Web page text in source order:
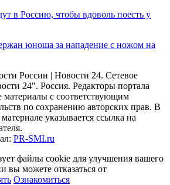
в Россию, чтобы вдоволь поесть у
юноша за нападение с ножом на
России | Новости 24. Сетевое
24". Россия. Редакторы портала
с соответствующим
по сохранению авторских прав. В
указывается ссылка на
PR-SMI.ru
файлы cookie для улучшения вашего
вы можете отказаться от
Ознакомиться